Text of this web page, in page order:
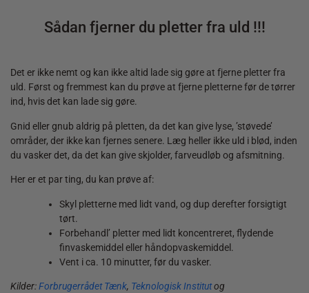
Sådan fjerner du pletter fra uld !!!
Det er ikke nemt og kan ikke altid lade sig gøre at fjerne pletter fra
uld. Først og fremmest kan du prøve at fjerne pletterne før de tørrer
ind, hvis det kan lade sig gøre.
Gnid eller gnub aldrig på pletten, da det kan give lyse, ’støvede’
områder, der ikke kan fjernes senere. Læg heller ikke uld i blød, inden
du vasker det, da det kan give skjolder, farveudløb og afsmitning.
Her er et par ting, du kan prøve af:
Skyl pletterne med lidt vand, og dup derefter forsigtigt
tørt.
Forbehandl’ pletter med lidt koncentreret, flydende
finvaskemiddel eller håndopvaskemiddel.
Vent i ca. 10 minutter, før du vasker.
Kilder:Forbrugerrådet Tænk, Teknologisk Institutog